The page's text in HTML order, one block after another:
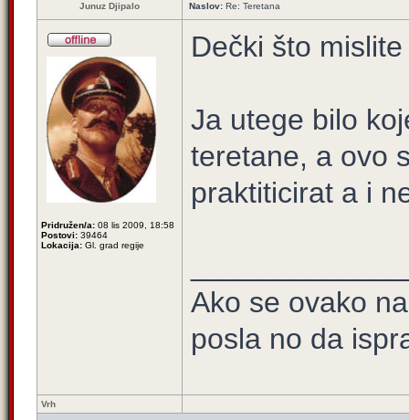
Junuz Djipalo Naslov: Re: Teretana
Pridružen/a: 08 lis 2009, 18:58
Postovi: 39464
Lokacija: Gl. grad regije
Dečki što
Ja utege bilo
teretane, a ovo
praktiticirat a i
Ako se ovako
posla no da
Vrh